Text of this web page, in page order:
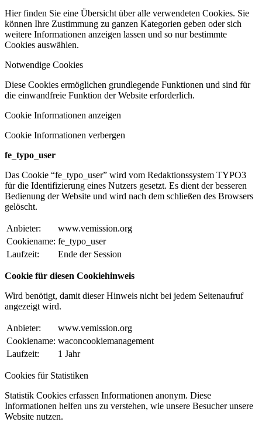
Hier finden Sie eine Übersicht über alle verwendeten Cookies. Sie
können Ihre Zustimmung zu ganzen Kategorien geben oder sich
weitere Informationen anzeigen lassen und so nur bestimmte
Cookies auswählen.
Notwendige Cookies
Diese Cookies ermöglichen grundlegende Funktionen und sind für
die einwandfreie Funktion der Website erforderlich.
Cookie Informationen anzeigen
Cookie Informationen verbergen
fe_typo_user
Das Cookie “fe_typo_user” wird vom Redaktionssystem TYPO3
für die Identifizierung eines Nutzers gesetzt. Es dient der besseren
Bedienung der Website und wird nach dem schließen des Browsers
gelöscht.
Anbieter:
www.vemission.org
Cookiename: fe_typo_user
Laufzeit:
Ende der Session
Cookie für diesen Cookiehinweis
Wird benötigt, damit dieser Hinweis nicht bei jedem Seitenaufruf
angezeigt wird.
Anbieter:
www.vemission.org
Cookiename: waconcookiemanagement
Laufzeit:
1 Jahr
Cookies für Statistiken
Statistik Cookies erfassen Informationen anonym. Diese
Informationen helfen uns zu verstehen, wie unsere Besucher unsere
Website nutzen.